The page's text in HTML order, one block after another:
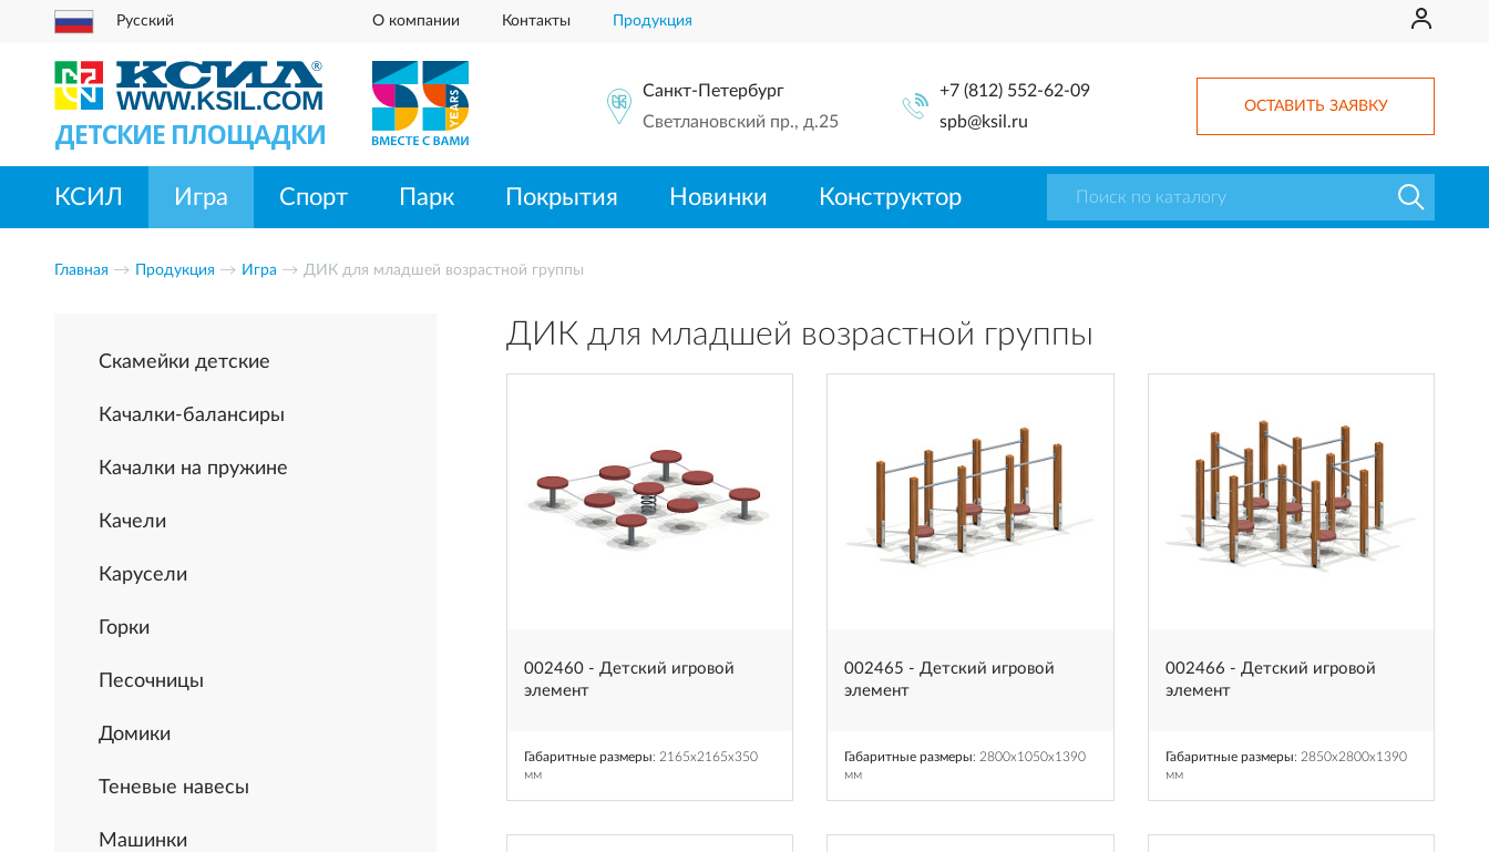
Русский О компании Контакты Продукция
ДЕТСКИЕ ПЛОЩАДКИ
Санкт-Петербург
Светлановский пр., д.25
+7 (812) 552-62-09
spb@ksil.ru
ОСТАВИТЬ ЗАЯВКУ
КСИЛ Игра Спорт Парк Покрытия Новинки Конструктор
Главная Продукция Игра ДИК для младшей возрастной группы
Скамейки детские
Качалки-балансиры
Качалки на пружине
Качели
Карусели
Горки
Песочницы
Домики
Теневые навесы
Машинки
ДИК для младшей возрастной группы
002460 - Детский игровой
элемент
Габаритные размеры: 2165x2165x350
мм
002465 - Детский игровой
элемент
Габаритные размеры: 2800x1050x1390
мм
002466 - Детский игровой
элемент
Габаритные размеры: 2850x2800x1390
мм